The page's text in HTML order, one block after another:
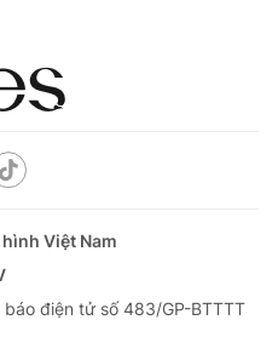
Việt Nam
điện tử số 483/GP-BTTTT